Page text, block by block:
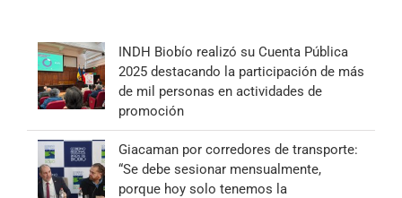
INDH Biobío realizó su Cuenta Pública
2025 destacando la participación de más
de mil personas en actividades de
promoción
Giacaman por corredores de transporte:
“Se debe sesionar mensualmente,
porque hoy solo tenemos la